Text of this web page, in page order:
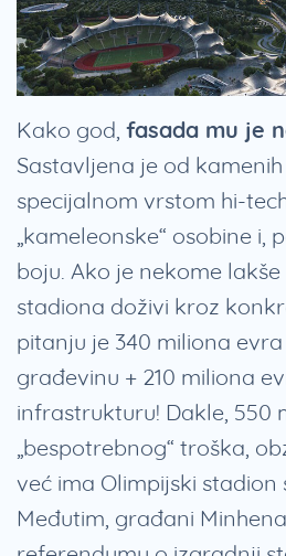
Kako god, fasada mu je
Sastavljena je od
specijalnom vrstom hi-
„kameleonske“ osobine i,
boju. Ako je nekome
stadiona doživi kroz
pitanju je 340 miliona
građevinu + 210 miliona
infrastrukturu! Dakle, 550
„bespotrebnog“ troška,
već ima Olimpijski stadion
Međutim, građani